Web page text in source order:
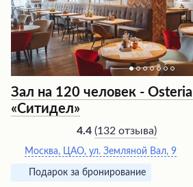
Зал на 120 человек -
«Ситидел»
4.4 (132 отзыва)
Москва, ЦАО, ул. Земляной Вал, 9
Подарок за бронирование